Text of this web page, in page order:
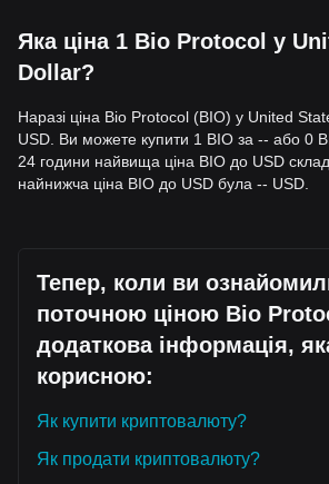
Консервативні інвестори
• Зачекайте, поки ціна Bio Protocol
утримає рівень підтримки
• Або ж зачекайте підтвердженого
рівня опору$0.0285, щоб упевнитися,
тренд зламано.
Інвестори, що слідкують за трендом
подальшим розширенням до
$0.0320
Довгострокові інвестори
• Поки ринок тримається вище
$0.0200, довгострокова теза щодо
незмінною, що дозволяє поступово
під час фаз консолідації.
Підсумок трендів
Ринковий огляд
З короткострокової перспективи Bio
демонстрував структуру ціни
Яка ціна 1 Bio Protocol у
Dollar?
Наразі ціна Bio Protocol (BIO) у United
USD. Ви можете купити 1 BIO за -- або 0
24 години найвища ціна BIO до USD
найнижча ціна BIO до USD була -- USD.
Тепер, коли ви
поточною ціною Bio
додаткова інформація,
корисною:
Як купити криптовалюту?
Як продати криптовалюту?